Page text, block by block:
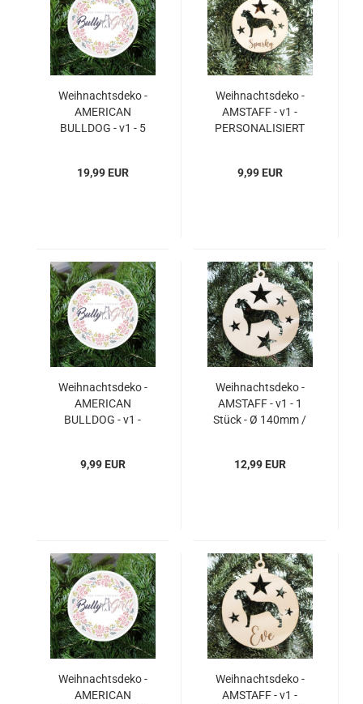
Weihnachtsdeko -
AMERICAN
BULLDOG - v1 - 5
19,99 EUR
Weihnachtsdeko -
AMSTAFF - v1 -
PERSONALISIERT
9,99 EUR
Weihnachtsdeko -
AMERICAN
BULLDOG - v1 -
Ø 85mm / 8,5 cm
9,99 EUR
Weihnachtsdeko -
AMSTAFF - v1 - 1
Stück - Ø 140mm /
12,99 EUR
Weihnachtsdeko -
AMERICAN
Weihnachtsdeko -
AMSTAFF - v1 -